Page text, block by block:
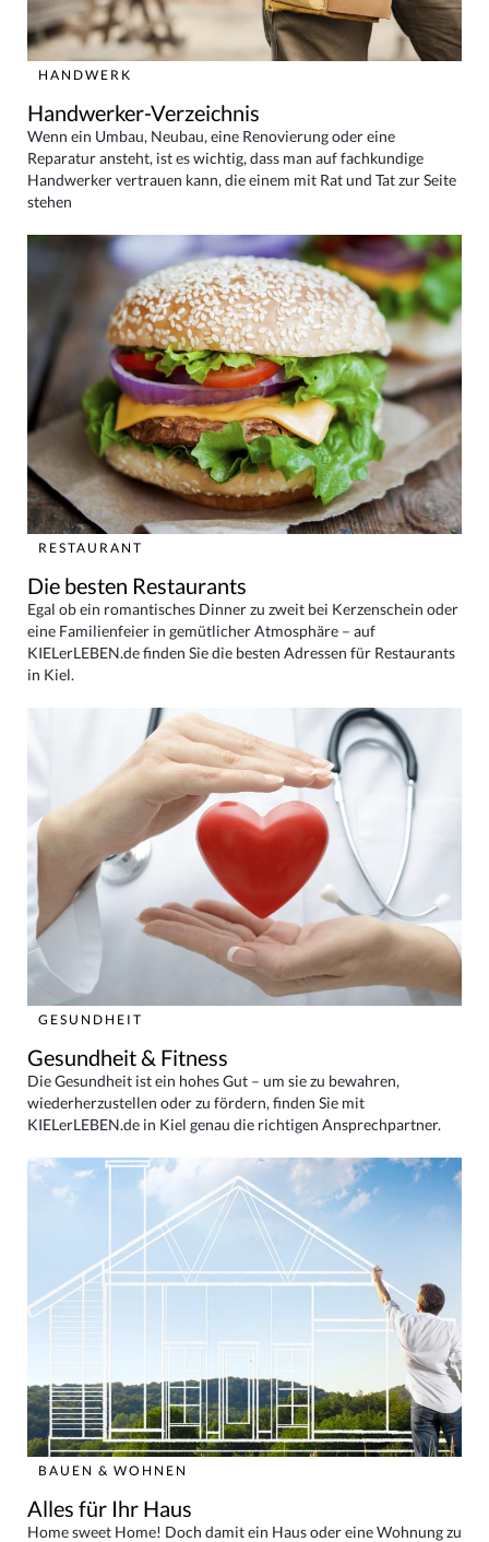
HANDWERK
Handwerker-Verzeichnis
Wenn ein Umbau, Neubau, eine Renovierung oder eine
Reparatur ansteht, ist es wichtig, dass man auf fachkundige
Handwerker vertrauen kann, die einem mit Rat und Tat zur Seite
stehen
RESTAURANT
Die besten Restaurants
Egal ob ein romantisches Dinner zu zweit bei Kerzenschein oder
eine Familienfeier in gemütlicher Atmosphäre – auf
KIELerLEBEN.de finden Sie die besten Adressen für Restaurants
in Kiel.
GESUNDHEIT
Gesundheit & Fitness
Die Gesundheit ist ein hohes Gut – um sie zu bewahren,
wiederherzustellen oder zu fördern, finden Sie mit
KIELerLEBEN.de in Kiel genau die richtigen Ansprechpartner.
BAUEN & WOHNEN
Alles für Ihr Haus
Home sweet Home! Doch damit ein Haus oder eine Wohnung zu